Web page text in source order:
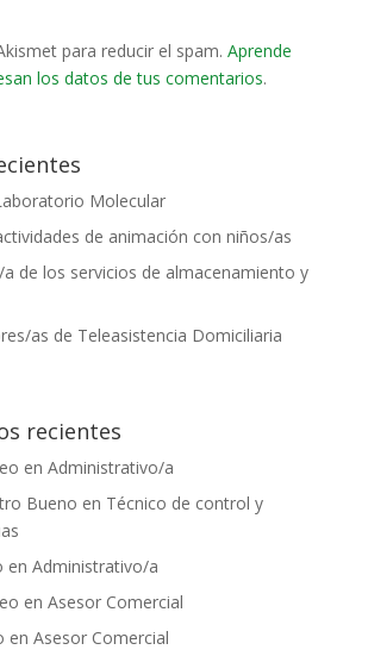
para reducir el spam. Aprende
los datos de tus comentarios.
Molecular
de animación con niños/as
de los servicios de almacenamiento y
as de Teleasistencia Domiciliaria
recientes
en Administrativo/a
Bueno en Técnico de control y
en Administrativo/a
en Asesor Comercial
en Asesor Comercial